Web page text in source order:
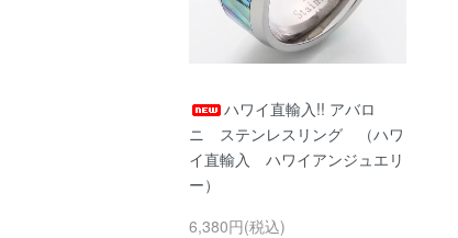
ハワイ直輸入!! アバロ
ニ ステンレスリング （ハワ
イ直輸入 ハワイアンジュエリ
ー）
6,380円(税込)